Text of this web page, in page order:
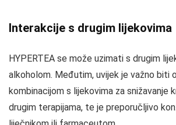
Interakcije s drugim lijekovima
HYPERTEA se može uzimati s drugim
alkoholom. Međutim, uvijek je važno biti
kombinacijom s lijekovima za snižavanje
drugim terapijama, te je preporučljivo